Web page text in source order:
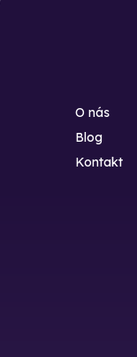
O nás
Blog
Kontakt